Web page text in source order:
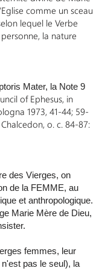
comme un sceau
lequel le Verbe
la nature
Mater, la Note 9
of Ephesus, in
1973, 41-44; 59-
o. c. 84-87:
des Vierges, on
de la FEMME, au
et anthropologique.
Marie Mère de Dieu,
femmes, leur
pas le seul), la